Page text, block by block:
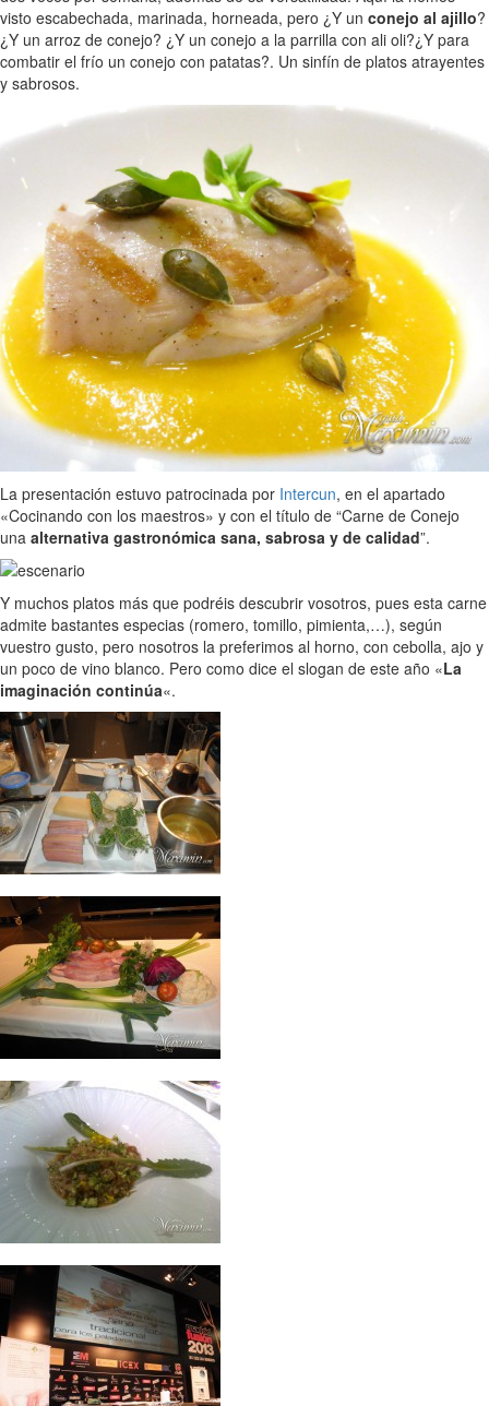
visto escabechada, marinada, horneada, pero ¿Y un conejo al ajillo?
¿Y un arroz de conejo? ¿Y un conejo a la parrilla con ali oli?¿Y para
combatir el frío un conejo con patatas?. Un sinfín de platos atrayentes
y sabrosos.
La presentación estuvo patrocinada por Intercun, en el apartado
«Cocinando con los maestros» y con el título de “Carne de Conejo
una alternativa gastronómica sana, sabrosa y de calidad”.
Y muchos platos más que podréis descubrir vosotros, pues esta carne
admite bastantes especias (romero, tomillo, pimienta,…), según
vuestro gusto, pero nosotros la preferimos al horno, con cebolla, ajo y
un poco de vino blanco. Pero como dice el slogan de este año «La
imaginación continúa«.